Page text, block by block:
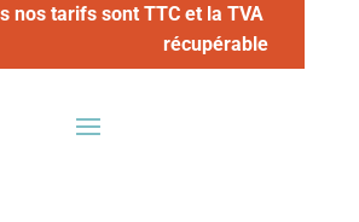
nos tarifs sont TTC et la TVA
récupérable